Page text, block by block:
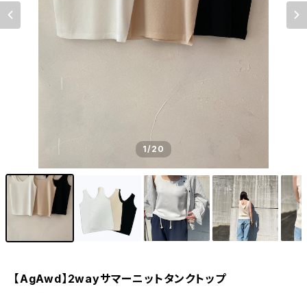
1/20
【AgAwd】2wayサマーニットタンクトップ